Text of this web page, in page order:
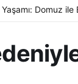
Domuz ile